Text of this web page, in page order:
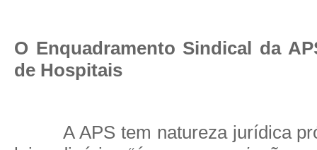
O Enquadramento Sindical da
de Hospitais
A APS tem natureza jurídica